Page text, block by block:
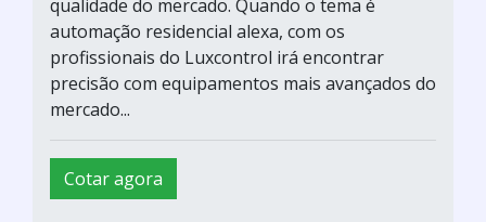
qualidade do mercado. Quando o tema é
automação residencial alexa, com os
profissionais do Luxcontrol irá encontrar
precisão com equipamentos mais avançados do
mercado...
Cotar agora